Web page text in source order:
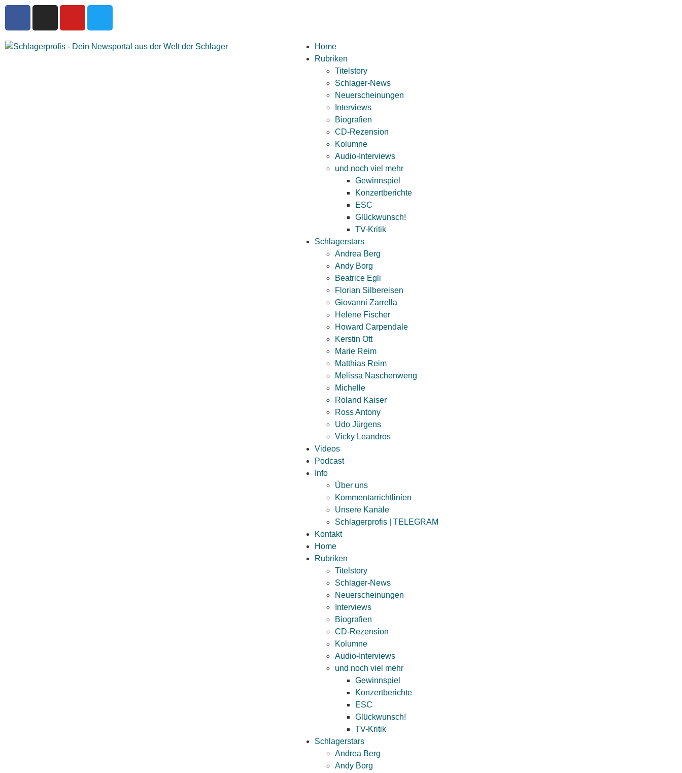
Home
Rubriken
Titelstory
Schlager-News
Neuerscheinungen
Interviews
Biografien
CD-Rezension
Kolumne
Audio-Interviews
und noch viel mehr
Gewinnspiel
Konzertberichte
ESC
Glückwunsch!
TV-Kritik
Schlagerstars
Andrea Berg
Andy Borg
Beatrice Egli
Florian Silbereisen
Giovanni Zarrella
Helene Fischer
Howard Carpendale
Kerstin Ott
Marie Reim
Matthias Reim
Melissa Naschenweng
Michelle
Roland Kaiser
Ross Antony
Udo Jürgens
Vicky Leandros
Videos
Podcast
Info
Über uns
Kommentarrichtlinien
Unsere Kanäle
Schlagerprofis | TELEGRAM
Kontakt
Home
Rubriken
Titelstory
Schlager-News
Neuerscheinungen
Interviews
Biografien
CD-Rezension
Kolumne
Audio-Interviews
und noch viel mehr
Gewinnspiel
Konzertberichte
ESC
Glückwunsch!
TV-Kritik
Schlagerstars
Andrea Berg
Andy Borg